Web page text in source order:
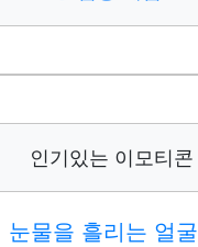
인기있는 이모티콘
눈물을 흘리는 얼굴